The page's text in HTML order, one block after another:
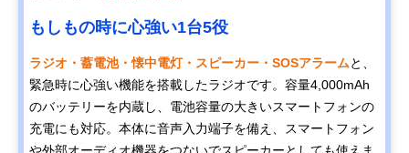
もしもの時に心強い1台5役
ラジオ・蓄電池・懐中電灯・スピーカー・SOSアラームと、
緊急時に心強い機能を搭載したラジオです。容量4,000mAh
のバッテリーを内蔵し、電池容量の大きいスマートフォンの
充電にも対応。本体に音声入力端子を備え、スマートフォン
や外部オーディオ機器をつないでスピーカーとしても使えま